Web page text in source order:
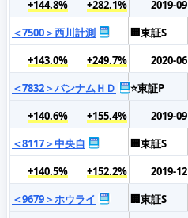
+144.8%
+282.1% 2019-09
＜7500＞西川計測
🏢東証S
+143.0%
+249.7% 2020-06
＜7832＞バンナムＨＤ
⭐東証P
+140.6%
+155.4% 2019-09
＜8117＞中央自
🏢東証S
+140.5%
+152.2% 2019-12
＜9679＞ホウライ
🏢東証S